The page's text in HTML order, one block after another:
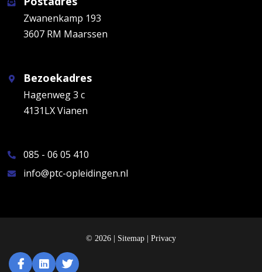
Zwanenkamp 193
3607 RM Maarssen
Bezoekadres
Hagenweg 3 c
4131LX Vianen
085 - 06 05 410
info@ptc-opleidingen.nl
© 2026 | Sitemap | Privacy